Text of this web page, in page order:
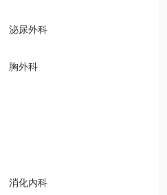
泌尿外科
胸外科
消化内科